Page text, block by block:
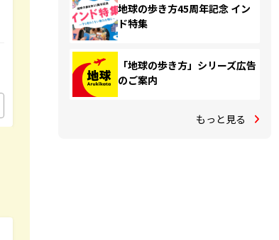
地球の歩き方45周年記念 イン
ド特集
「地球の歩き方」シリーズ広告
のご案内
もっと見る